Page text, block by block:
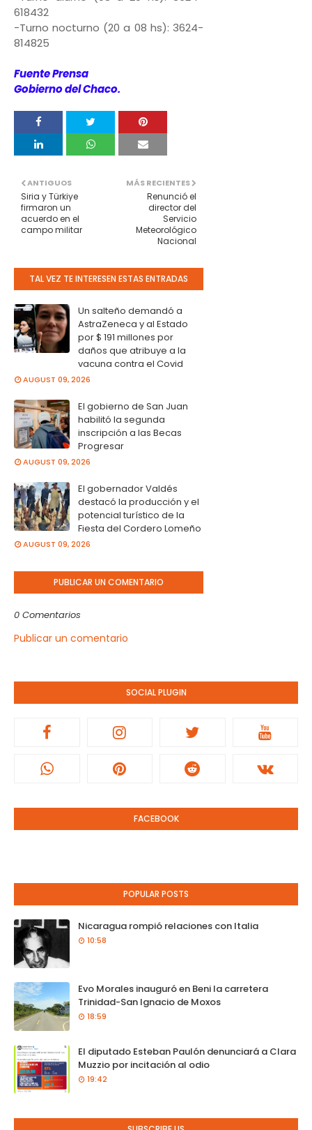
618432
-Turno nocturno (20 a 08 hs): 3624-
814825
Fuente Prensa
Gobierno del Chaco.
MÁS RECIENTES
Renunció el
director del
Servicio
Meteorológico
Nacional
ANTIGUOS
Siria y Türkiye
firmaron un
acuerdo en el
campo militar
TAL VEZ TE INTERESEN ESTAS ENTRADAS
Un salteño demandó a
AstraZeneca y al Estado
por $ 191 millones por
daños que atribuye a la
vacuna contra el Covid
AUGUST 09, 2026
El gobierno de San Juan
habilitó la segunda
inscripción a las Becas
Progresar
AUGUST 09, 2026
El gobernador Valdés
destacó la producción y el
potencial turístico de la
Fiesta del Cordero Lomeño
AUGUST 09, 2026
PUBLICAR UN COMENTARIO
0 Comentarios
Publicar un comentario
SOCIAL PLUGIN
FACEBOOK
POPULAR POSTS
Nicaragua rompió relaciones con Italia
10:58
Evo Morales inauguró en Beni la carretera
Trinidad-San Ignacio de Moxos
18:59
El diputado Esteban Paulón denunciará a Clara
Muzzio por incitación al odio
19:42